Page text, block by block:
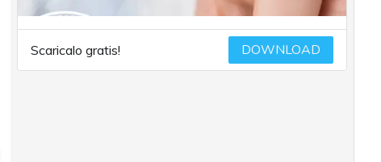
Scaricalo gratis! DOWNLOAD